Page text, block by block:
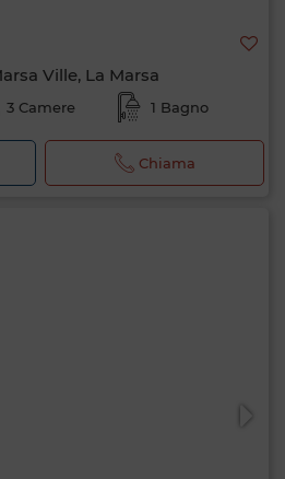
Ville, La Marsa
3 Camere 1 Bagno
Chiama